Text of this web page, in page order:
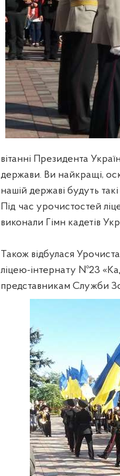
вітанні Президента
держави. Ви найкращі,
нашій державі будуть
Під час урочистостей
виконали Гімн кадетів
Також відбулася
ліцею-інтернату №23
представникам Служби